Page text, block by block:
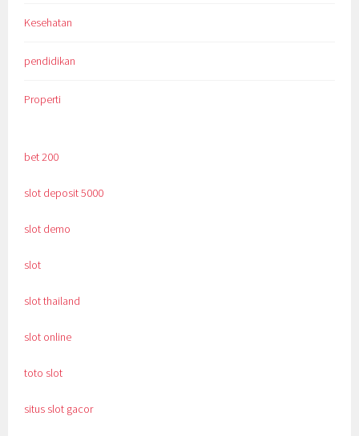
Kesehatan
pendidikan
Properti
bet 200
slot deposit 5000
slot demo
slot
slot thailand
slot online
toto slot
situs slot gacor